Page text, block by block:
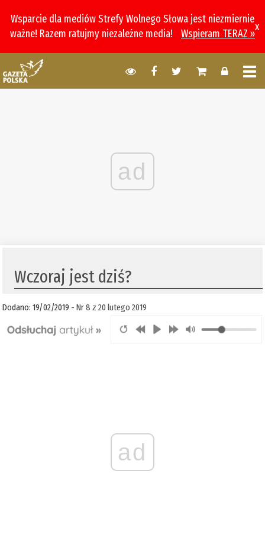
Wsparcie dla mediów Strefy Wolnego Słowa jest niezmiernie
ważne! Razem ratujmy niezależne media!
Wspieram TERAZ »
x
ad
Wczoraj jest dziś?
Dodano: 19/02/2019 -Nr 8 z 20 lutego 2019
ad